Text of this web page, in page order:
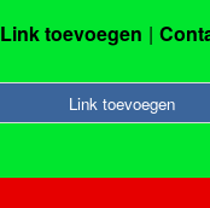
Link toevoegen
Link toevoegen